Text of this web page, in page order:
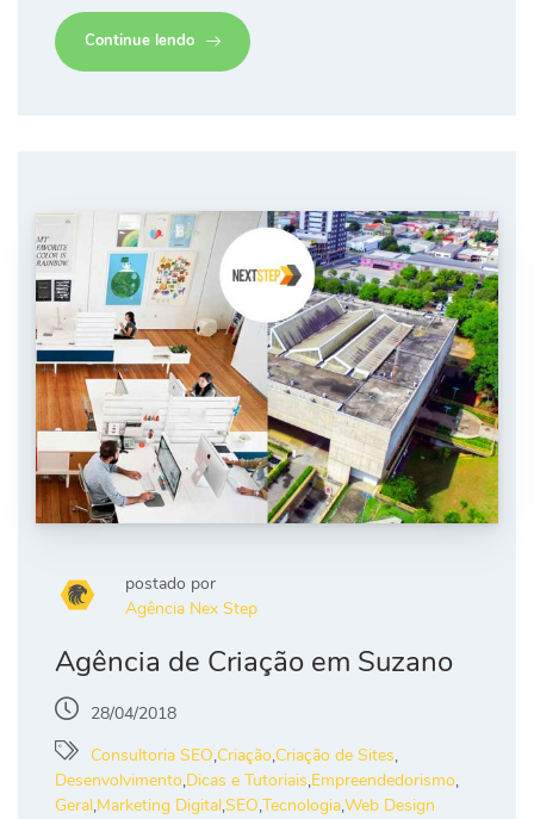
Continue lendo
postado por
Agência Nex Step
Agência de Criação em Suzano
28/04/2018
Consultoria SEO,Criação,Criação de Sites,
Desenvolvimento,Dicas e Tutoriais,Empreendedorismo,
Geral,Marketing Digital,SEO,Tecnologia,Web Design